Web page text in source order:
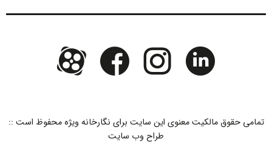
تمامی حقوق مالکیت معنوی این ‌سایت برای نگارخانه ویژه محفوظ است ::
طراح وب سایت